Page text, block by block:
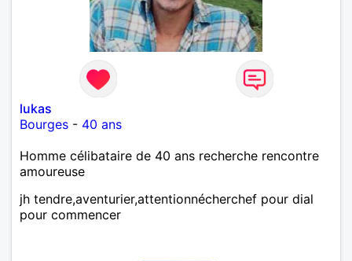
lukas
Bourges - 40 ans
Homme célibataire de 40 ans recherche rencontre
amoureuse
jh tendre,aventurier,attentionnécherchef pour dial
pour commencer